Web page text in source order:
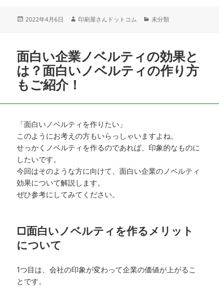
投
2022年4月6日
作
印刷屋さんドットコム
カ
ー
未分類
面白い企業ノベルティの効果と
は？面白いノベルティの作り方
もご紹介！
「面白いノベルティを作りたい」
このようにお考えの方もいらっしゃいますよね。
せっかくノベルティを作るのであれば、印象的なものに
したいです。
今回はそのような方に向けて、面白い企業のノベルティ
効果について解説します。
ぜひ参考にしてみてください。
□面白いノベルティを作るメリット
について
1つ目は、会社の印象が変わって企業の価値が上がるこ
とです。